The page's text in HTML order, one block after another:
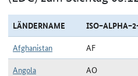
LÄNDERNAME
Afghanistan
AF
Angola
AO